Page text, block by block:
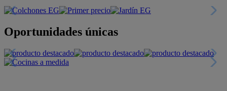
Oportunidades únicas